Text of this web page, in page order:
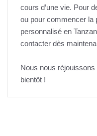
cours d’une vie. Pour
ou pour commencer la
personnalisé en
contacter dès
Nous nous
bientôt !